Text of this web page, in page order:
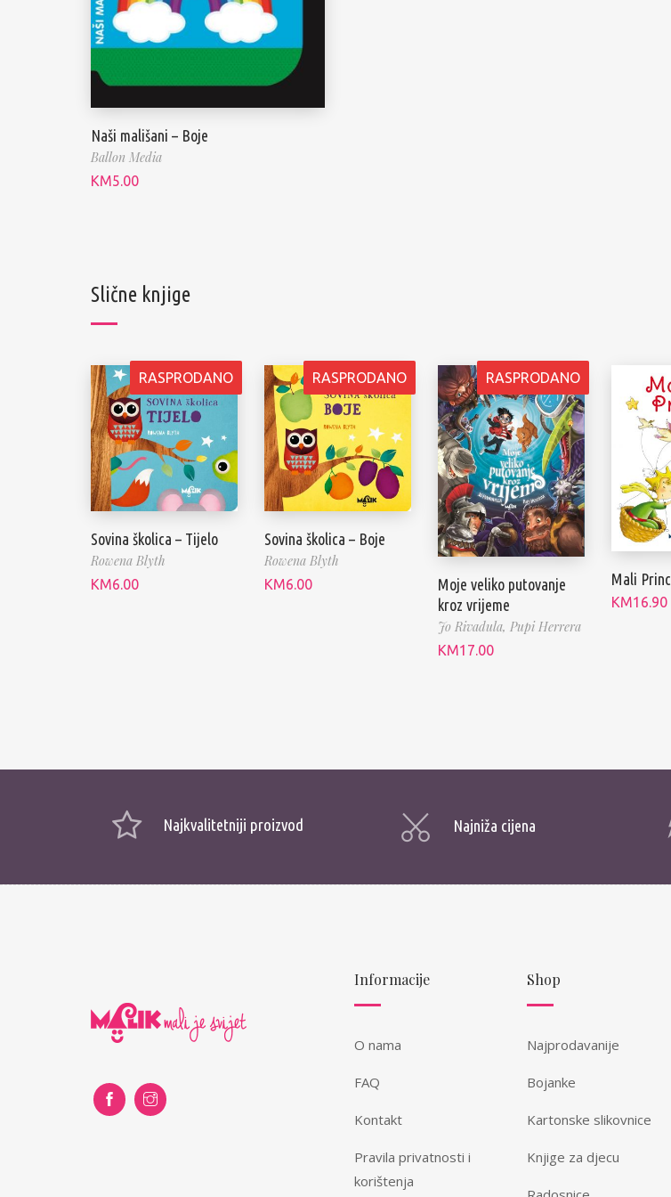
Naši mališani – Boje
Ballon Media
KM5.00
Slične knjige
RASPRODANO
Sovina školica – Tijelo
Rowena Blyth
KM6.00
RASPRODANO
Sovina školica – Boje
Rowena Blyth
KM6.00
RASPRODANO
Moje veliko putovanje
kroz vrijeme
Jo Rivadula, Pupi Herrera
KM17.00
Mali Princ
KM16.90
Najkvalitetniji proizvod Najniža cijena
Informacije
O nama
FAQ
Kontakt
Pravila privatnosti i
korištenja
Shop
Najprodavanije
Bojanke
Kartonske slikovnice
Knjige za djecu